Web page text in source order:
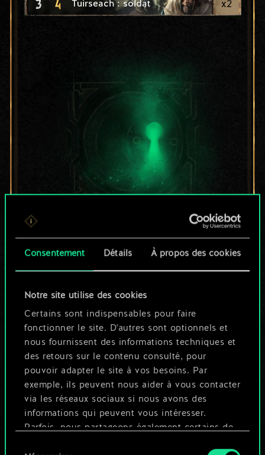
Consentement Détails À propos des cookies
Notre site utilise des cookies
Certains sont indispensables pour faire
fonctionner le site. D'autres sont optionnels et
nous fournissent des informations techniques et
des retours sur le contenu consulté, pour
pouvoir adapter le site à vos besoins. Par
exemple, ils peuvent nous aider à vous contacter
via les réseaux sociaux si nous avons des
informations qui peuvent vous intéresser.
Parfois, nous partageons également certains de
3 4 Tuirseach : soldat x2
Pour l'instant, ce
n'est qu'un jeu de
cartes partagé.
Mais cela peut être
tellement plus !
Nommer ce jeu et créer un guide
Modifier le jeu